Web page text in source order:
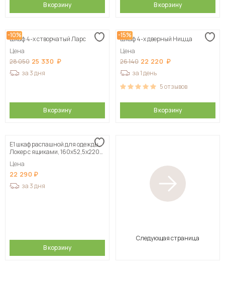
В корзину В корзину
-10%
Шкаф 4-х створчатый Ларс
Цена
28 050 25 330
за 3 дня
В корзину
-15%
Шкаф 4-х дверный Ницца
Цена
26 140 22 220
за 1 день
5отзывов
В корзину
Е1 шкаф распашной для одежды
Локер с ящиками, 160х52,5х220
Цена
22 290
за 3 дня
В корзину
Следующая страница